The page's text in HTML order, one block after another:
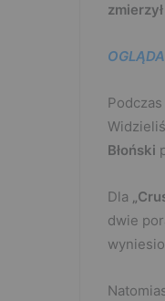
Błoński
Dla
dwie